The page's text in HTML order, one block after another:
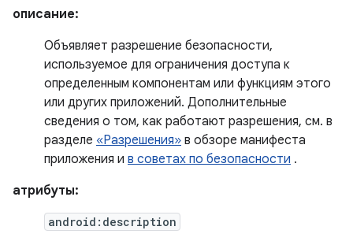
описание:
Объявляет разрешение безопасности,
используемое для ограничения доступа к
определенным компонентам или функциям этого
или других приложений. Дополнительные
сведения о том, как работают разрешения, см. в
разделе «Разрешения» в обзоре манифеста
приложения и в советах по безопасности .
атрибуты:
android:description